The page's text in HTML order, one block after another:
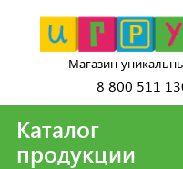
Магазин
8 800 511
Каталог
продукции